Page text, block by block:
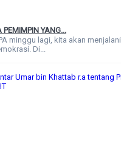
PEMIMPIN YANG...
minggu lagi, kita akan menjalani
Di...